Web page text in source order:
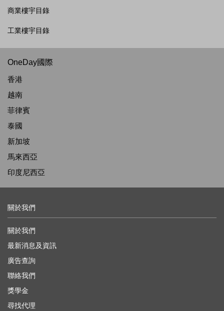
商業樓宇目錄
工業樓宇目錄
OneDay國際
香港
越南
菲律賓
泰國
新加坡
馬來西亞
印度尼西亞
關於我們
關於我們
最新消息及資訊
廣告查詢
聯絡我們
獎學金
尋找代理